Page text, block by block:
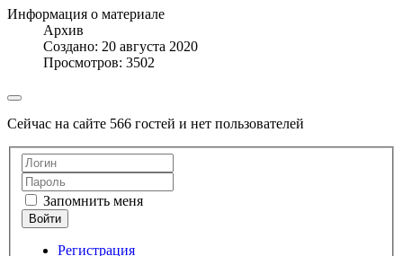
Информация о материале
Архив
Создано: 20 августа 2020
Просмотров: 3502
Сейчас на сайте 566 гостей и нет пользователей
Запомнить меня
Регистрация